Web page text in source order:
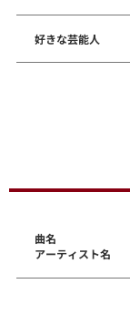
好きな芸能人
曲名
アーティスト名